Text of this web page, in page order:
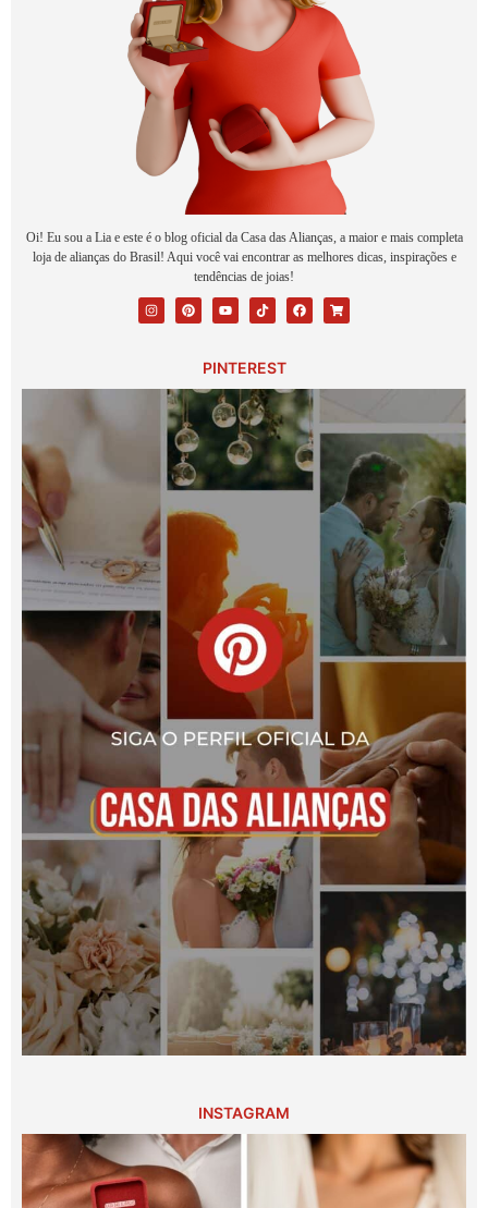
Oi! Eu sou a Lia e este é o blog oficial da Casa das Alianças, a maior e mais completa
loja de alianças do Brasil! Aqui você vai encontrar as melhores dicas, inspirações e
tendências de joias!
PINTEREST
INSTAGRAM